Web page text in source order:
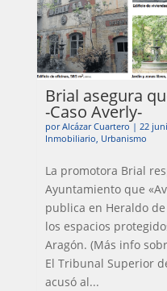
Brial asegura
-Caso Averly-
porAlcázar Cuartero | 22
Inmobiliario, Urbanismo
La promotora Brial
Ayuntamiento que
publica en Heraldo
los espacios
Aragón. (Más info
El Tribunal Superior
acusó al...